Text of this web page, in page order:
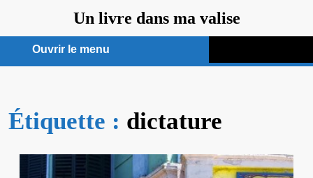
contenu
Un livre dans ma valise
Ouvrir le menu
menu
Étiquette : dictature